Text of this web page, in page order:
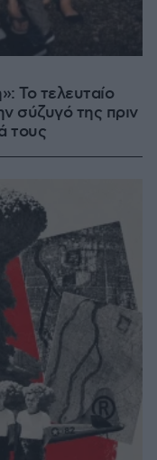
Το τελευταίο
σύζυγό της πριν
τους